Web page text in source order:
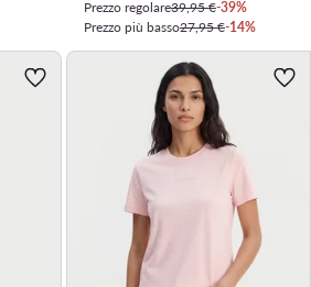
Prezzo regolare39,95 €-39%
Prezzo più basso27,95 €-14%